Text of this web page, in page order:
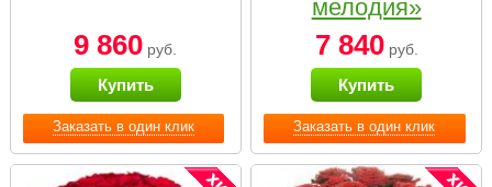
Заказать в один клик
9 860 руб.
Купить
Заказать в один клик
мелодия»
7 840руб.
Купить